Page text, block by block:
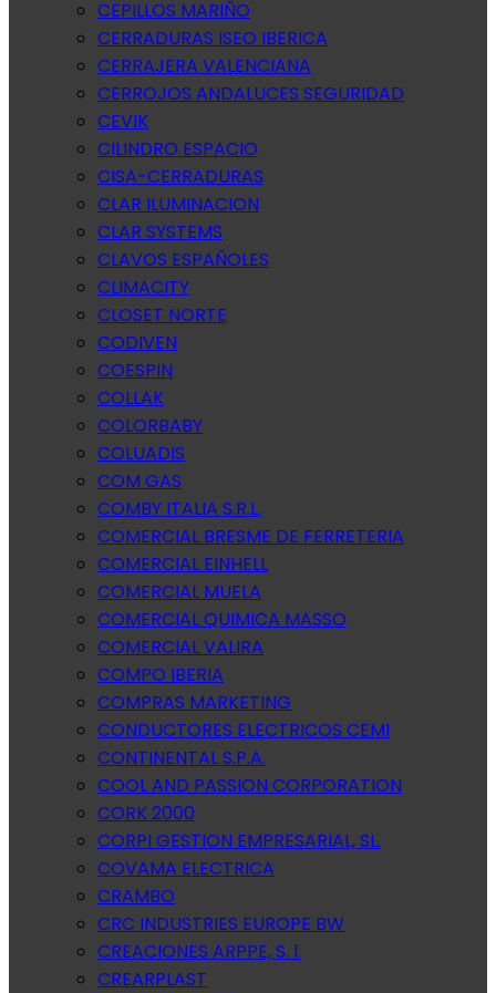
CEPILLOS MARIÑO
CERRADURAS ISEO IBERICA
CERRAJERA VALENCIANA
CERROJOS ANDALUCES SEGURIDAD
CEVIK
CILINDRO ESPACIO
CISA-CERRADURAS
CLAR ILUMINACION
CLAR SYSTEMS
CLAVOS ESPAÑOLES
CLIMACITY
CLOSET NORTE
CODIVEN
COESPIN
COLLAK
COLORBABY
COLUADIS
COM GAS
COMBY ITALIA S.R.L.
COMERCIAL BRESME DE FERRETERIA
COMERCIAL EINHELL
COMERCIAL MUELA
COMERCIAL QUIMICA MASSO
COMERCIAL VALIRA
COMPO IBERIA
COMPRAS MARKETING
CONDUCTORES ELECTRICOS CEMI
CONTINENTAL S.P.A.
COOL AND PASSION CORPORATION
CORK 2000
CORPI GESTION EMPRESARIAL, SL.
COVAMA ELECTRICA
CRAMBO
CRC INDUSTRIES EUROPE BW
CREACIONES ARPPE, S. l.
CREARPLAST